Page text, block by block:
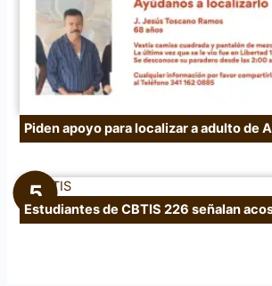
Piden apoyo para localizar a adulto de
Estudiantes de CBTIS 226 señalan